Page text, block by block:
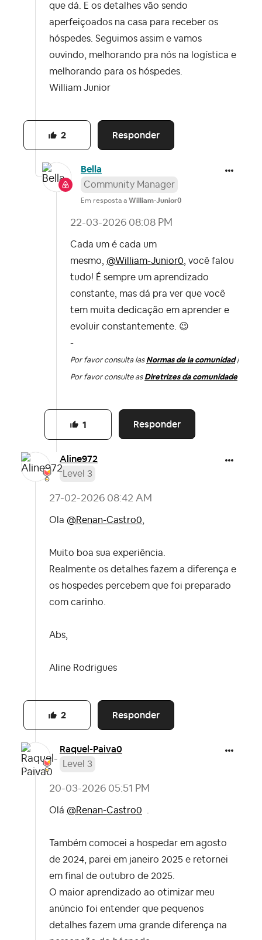
que dá. E os detalhes vão sendo
aperfeiçoados na casa para receber os
hóspedes. Seguimos assim e vamos
ouvindo, melhorando pra nós na logística e
melhorando para os hóspedes.
William Junior
Responder
2
Bella
Community Manager
Em resposta a William-Junior0
‎22-03-2026 08:08 PM
Cada um é cada um
mesmo, @William-Junior0 , você falou
tudo! É sempre um aprendizado
constante, mas dá pra ver que você
tem muita dedicação em aprender e
evoluir constantemente. 😉
-
Por favor consulta las Normas de la comunidad|
Por favor consulte as Diretrizes da comunidade
Responder
1
Aline972
Level 3
‎27-02-2026 08:42 AM
Ola @Renan-Castro0
Muito boa sua experiência.
Realmente os detalhes fazem a diferença e
os hospedes percebem que foi preparado
com carinho.
Abs,
Aline Rodrigues
Responder
2
Raquel-Paiva0
Level 3
‎20-03-2026 05:51 PM
Olá @Renan-Castro0
Também comocei a hospedar em agosto
de 2024, parei em janeiro 2025 e retornei
em final de outubro de 2025.
O maior aprendizado ao otimizar meu
anúncio foi entender que pequenos
detalhes fazem uma grande diferença na